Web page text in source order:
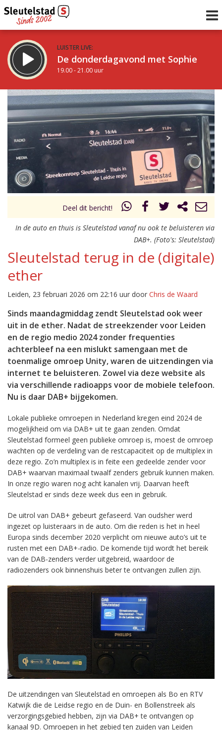
LUISTER LIVE:
De donderdagavond met Sophie
19.00 - 21.00 uur
STRAKS:
De avond van Sleutelstad
21.00 - 0.00 uur
Vorig uur
uur 1 van 0 Volgend uur
Deel dit bericht!
In de auto en thuis is Sleutelstad vanaf nu ook te beluisteren via
DAB+. (Foto's: Sleutelstad)
Sleutelstad terug in de (digitale)
ether
Leiden, 23 februari 2026 om 22:16 uur door Chris de Waard
Sinds maandagmiddag zendt Sleutelstad ook weer
uit in de ether. Nadat de streekzender voor Leiden
en de regio medio 2024 zonder frequenties
achterbleef na een mislukt samengaan met de
toenmalige omroep Unity, waren de uitzendingen via
internet te beluisteren. Zowel via deze website als
via verschillende radioapps voor de mobiele telefoon.
Nu is daar DAB+ bijgekomen.
Lokale publieke omroepen in Nederland kregen eind 2024 de
mogelijkheid om via DAB+ uit te gaan zenden. Omdat
Sleutelstad formeel geen publieke omroep is, moest de omroep
wachten op de verdeling van de restcapaciteit op de multiplex in
deze regio. Zo’n multiplex is in feite een gedeelde zender voor
DAB+ waarvan maximaal twaalf zenders gebruik kunnen maken.
In onze regio waren nog acht kanalen vrij. Daarvan heeft
Sleutelstad er sinds deze week dus een in gebruik.
De uitrol van DAB+ gebeurt gefaseerd. Van oudsher werd
ingezet op luisteraars in de auto. Om die reden is het in heel
Europa sinds december 2020 verplicht om nieuwe auto’s uit te
rusten met een DAB+-radio. De komende tijd wordt het bereik
van de DAB-zenders verder uitgebreid, waardoor de
radiozenders ook binnenshuis beter te ontvangen zullen zijn.
De uitzendingen van Sleutelstad en omroepen als Bo en RTV
Katwijk die de Leidse regio en de Duin- en Bollenstreek als
verzorgingsgebied hebben, zijn via DAB+ te ontvangen op
kanaal 9D. Omroepen in het gebied ten zuiden van Leiden